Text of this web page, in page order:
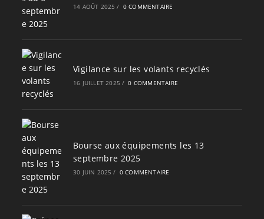
14 AOÛT 2025 / 0 COMMENTAIRE
Vigilance sur les volants recyclés
16 JUILLET 2025 / 0 COMMENTAIRE
Bourse aux équipements les 13
septembre 2025
30 JUIN 2025 / 0 COMMENTAIRE